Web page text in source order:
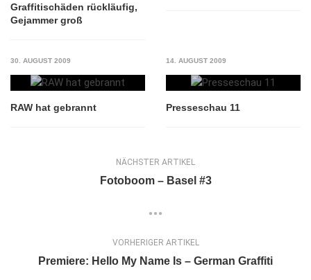
Graffitischäden rückläufig,
Gejammer groß
30. AUGUST 2009
RAW hat gebrannt
14. AUGUST 2009
Presseschau 11
NÄCHSTER ARTIKEL
Fotoboom – Basel #3
VORHERIGER ARTIKEL
Premiere: Hello My Name Is – German Graffiti